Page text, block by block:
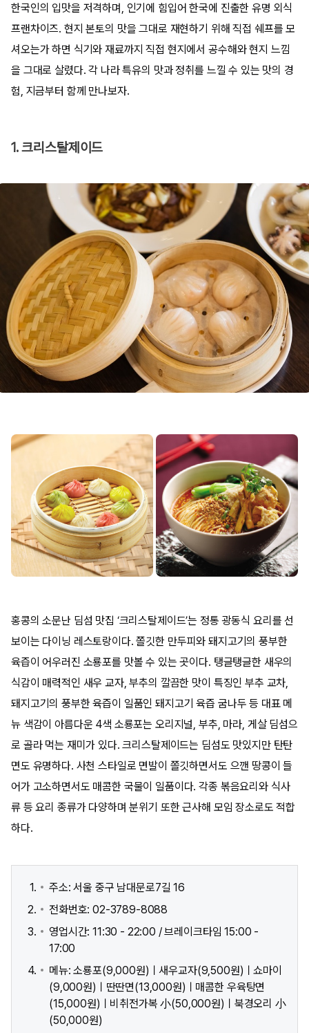
한국인의 입맛을 저격하며, 인기에 힘입어 한국에 진출한 유명 외식
프랜차이즈. 현지 본토의 맛을 그대로 재현하기 위해 직접 쉐프를 모
셔오는가 하면 식기와 재료까지 직접 현지에서 공수해와 현지 느낌
을 그대로 살렸다. 각 나라 특유의 맛과 정취를 느낄 수 있는 맛의 경
험, 지금부터 함께 만나보자.
1. 크리스탈제이드
홍콩의 소문난 딤섬 맛집 ‘크리스탈제이드’는 정통 광동식 요리를 선
보이는 다이닝 레스토랑이다. 쫄깃한 만두피와 돼지고기의 풍부한
육즙이 어우러진 소룡포를 맛볼 수 있는 곳이다. 탱글탱글한 새우의
식감이 매력적인 새우 교자, 부추의 깔끔한 맛이 특징인 부추 교차,
돼지고기의 풍부한 육즙이 일품인 돼지고기 육즙 굼나두 등 대표 메
뉴 색감이 아름다운 4색 소룡포는 오리지널, 부추, 마라, 게살 딤섬으
로 골라 먹는 재미가 있다. 크리스탈제이드는 딤섬도 맛있지만 탄탄
면도 유명하다. 사천 스타일로 면발이 쫄깃하면서도 으깬 땅콩이 들
어가 고소하면서도 매콤한 국물이 일품이다. 각종 볶음요리와 식사
류 등 요리 종류가 다양하며 분위기 또한 근사해 모임 장소로도 적합
하다.
주소: 서울 중구 남대문로7길 16
전화번호: 02-3789-8088
영업시간: 11:30 - 22:00 / 브레이크타임 15:00 -
17:00
메뉴: 소룡포(9,000원)ㅣ새우교자(9,500원)ㅣ쇼마이
(9,000원)ㅣ딴딴면(13,000원)ㅣ매콤한 우육탕면
(15,000원)ㅣ비취전가복 小(50,000원)ㅣ북경오리 小
(50,000원)